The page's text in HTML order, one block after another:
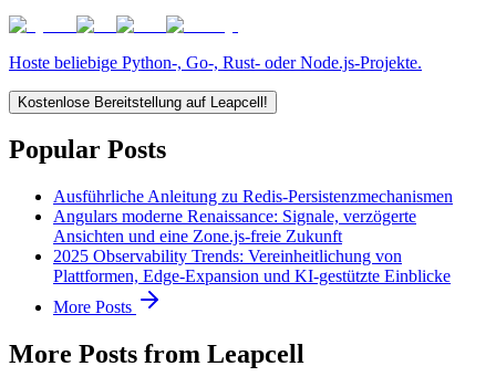
Hoste beliebige Python-, Go-, Rust- oder Node.js-Projekte.
Kostenlose Bereitstellung auf Leapcell!
Popular Posts
Ausführliche Anleitung zu Redis-Persistenzmechanismen
Angulars moderne Renaissance: Signale, verzögerte
Ansichten und eine Zone.js-freie Zukunft
2025 Observability Trends: Vereinheitlichung von
Plattformen, Edge-Expansion und KI-gestützte Einblicke
More Posts
More Posts from Leapcell